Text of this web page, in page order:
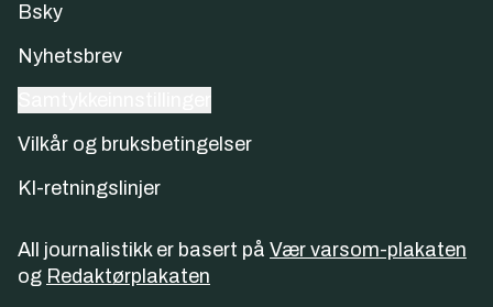
Bsky
Nyhetsbrev
Vilkår og bruksbetingelser
KI-retningslinjer
All journalistikk er basert på Vær varsom-plakaten
og Redaktørplakaten